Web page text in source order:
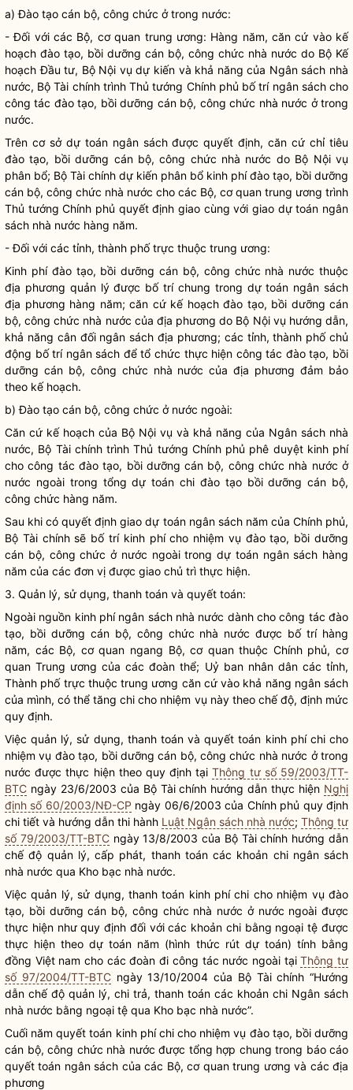
a) Đào tạo cán bộ, công chức ở trong nước:
- Đối với các Bộ, cơ quan trung ương: Hàng năm, căn cứ vào kế
hoạch đào tạo, bồi dưỡng cán bộ, công chức nhà nước do Bộ Kế
hoạch Đầu tư, Bộ Nội vụ dự kiến và khả năng của Ngân sách nhà
nước, Bộ Tài chính trình Thủ tướng Chính phủ bố trí ngân sách cho
công tác đào tạo, bồi dưỡng cán bộ, công chức nhà nước ở trong
nước.
Trên cơ sở dự toán ngân sách được quyết định, căn cứ chỉ tiêu
đào tạo, bồi dưỡng cán bộ, công chức nhà nước do Bộ Nội vụ
phân bổ; Bộ Tài chính dự kiến phân bổ kinh phí đào tạo, bồi dưỡng
cán bộ, công chức nhà nước cho các Bộ, cơ quan trung ương trình
Thủ tướng Chính phủ quyết định giao cùng với giao dự toán ngân
sách nhà nước hàng năm.
- Đối với các tỉnh, thành phố trực thuộc trung ương:
Kinh phí đào tạo, bồi dưỡng cán bộ, công chức nhà nước thuộc
địa phương quản lý được bố trí chung trong dự toán ngân sách
địa phương hàng năm; căn cứ kế hoạch đào tạo, bồi dưỡng cán
bộ, công chức nhà nước của địa phương do Bộ Nội vụ hướng dẫn,
khả năng cân đối ngân sách địa phương; các tỉnh, thành phố chủ
động bố trí ngân sách để tổ chức thực hiện công tác đào tạo, bồi
dưỡng cán bộ, công chức nhà nước của địa phương đảm bảo
theo kế hoạch.
b) Đào tạo cán bộ, công chức ở nước ngoài:
Căn cứ kế hoạch của Bộ Nội vụ và khả năng của Ngân sách nhà
nước, Bộ Tài chính trình Thủ tướng Chính phủ phê duyệt kinh phí
chocông tác đào tạo, bồi dưỡng cán bộ, công chức nhà nước ở
nước ngoài trong tổng dự toán chi đào tạo bồi dưỡng cán bộ,
công chức hàng năm.
Sau khi có quyết định giao dự toán ngân sách năm của Chính phủ,
Bộ Tài chính sẽ bố trí kinh phí cho nhiệm vụ đào tạo, bồi dưỡng
cán bộ, công chức ở nước ngoài trong dự toán ngân sách hàng
năm của các đơn vị được giao chủ trì thực hiện.
3. Quản lý, sử dụng, thanh toán và quyết toán:
Ngoài nguồn kinh phí ngân sách nhà nước dành chocông tác đào
tạo, bồi dưỡng cán bộ, công chức nhà nước được bố trí hàng
năm, các Bộ, cơ quan ngang Bộ, cơ quan thuộc Chính phủ, cơ
quan Trung ương của các đoàn thể; Uỷ ban nhân dân các tỉnh,
Thành phố trực thuộc trung ương căn cứ vào khả năng ngân sách
của mình, có thể tăng chi cho nhiệm vụ này theo chế độ, định mức
quy định.
Việc quản lý, sử dụng, thanh toán và quyết toán kinh phí chi cho
nhiệm vụ đào tạo, bồi dưỡng cán bộ, công chức nhà nước ở trong
nước được thực hiện theo quy định tạiThông tư số 59/2003/TT-
BTC ngày 23/6/2003 của Bộ Tài chính hướng dẫn thực hiện Nghị
định số 60/2003/NĐ-CP ngày 06/6/2003 của Chính phủ quy định
chi tiết và hướng dẫn thi hành Luật Ngân sách nhà nước; Thông tư
số 79/2003/TT-BTCngày 13/8/2003 của Bộ Tài chính hướng dẫn
chế độ quản lý, cấp phát, thanh toán các khoản chi ngân sách
nhà nước qua Kho bạc nhà nước.
Việc quản lý, sử dụng, thanh toán kinh phí chi cho nhiệm vụ đào
tạo, bồi dưỡng cán bộ, công chức nhà nước ở nước ngoài được
thực hiện như quy định đối với các khoản chi bằng ngoại tệ được
thực hiện theo dự toán năm (hình thức rút dự toán) tính bằng
đồng Việt nam cho các đoàn đi công tác nước ngoài tạiThông tư
số 97/2004/TT-BTCngày 13/10/2004 của Bộ Tài chính “Hướng
dẫn chế độ quản lý, chi trả, thanh toán các khoản chi Ngân sách
nhà nước bằng ngoại tệ qua Kho bạc nhà nước”.
Cuối năm quyết toán kinh phí chi cho nhiệm vụ đào tạo, bồi dưỡng
cán bộ, công chức nhà nước được tổng hợp chung trong báo cáo
quyết toán ngân sách của các Bộ, cơ quan trung ương và các địa
phương